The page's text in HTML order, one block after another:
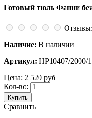
Готовый тюль Фанни
Наличие: В наличии
Артикул: HP10407/2000/
Цена: 2 520 руб
Кол-во:
Купить
Сравнить